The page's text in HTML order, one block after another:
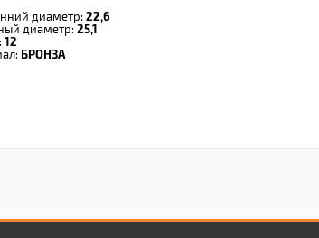
диаметр: 22,6
диаметр:25,1
12
БРОНЗА